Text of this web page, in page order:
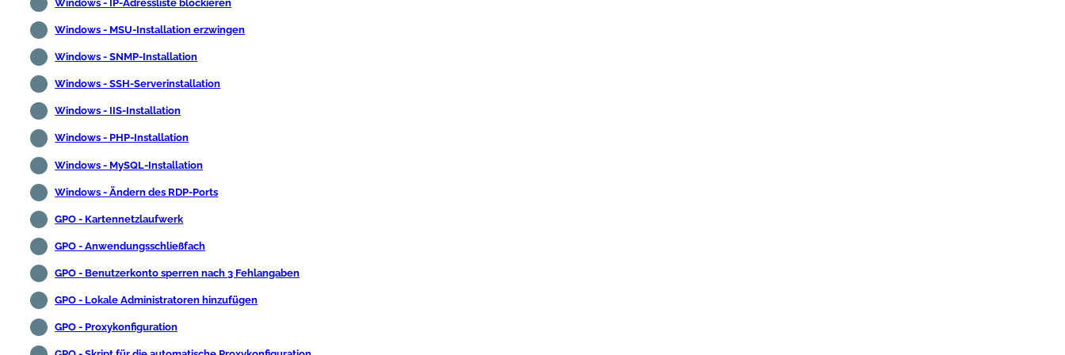
Windows - IP-Adressliste blockieren
Windows - MSU-Installation erzwingen
Windows - SNMP-Installation
Windows - SSH-Serverinstallation
Windows - IIS-Installation
Windows - PHP-Installation
Windows - MySQL-Installation
Windows - Ändern des RDP-Ports
GPO - Kartennetzlaufwerk
GPO - Anwendungsschließfach
GPO - Benutzerkonto sperren nach 3 Fehlangaben
GPO - Lokale Administratoren hinzufügen
GPO - Proxykonfiguration